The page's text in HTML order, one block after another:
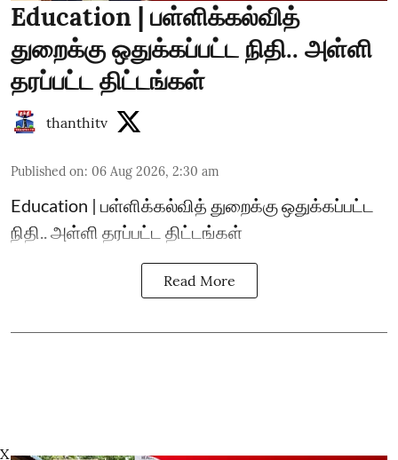
Education | பள்ளிக்கல்வித்
துறைக்கு ஒதுக்கப்பட்ட நிதி.. அள்ளி
தரப்பட்ட திட்டங்கள்
thanthitv
Published on: 06 Aug 2026, 2:30 am
Education | பள்ளிக்கல்வித் துறைக்கு ஒதுக்கப்பட்ட
நிதி.. அள்ளி தரப்பட்ட திட்டங்கள்
Read More
X